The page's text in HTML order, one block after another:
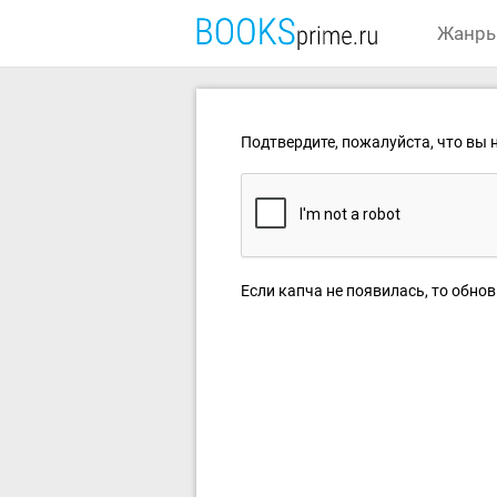
Подтвердите, пожалуйста, что вы
Если капча не появилась, то